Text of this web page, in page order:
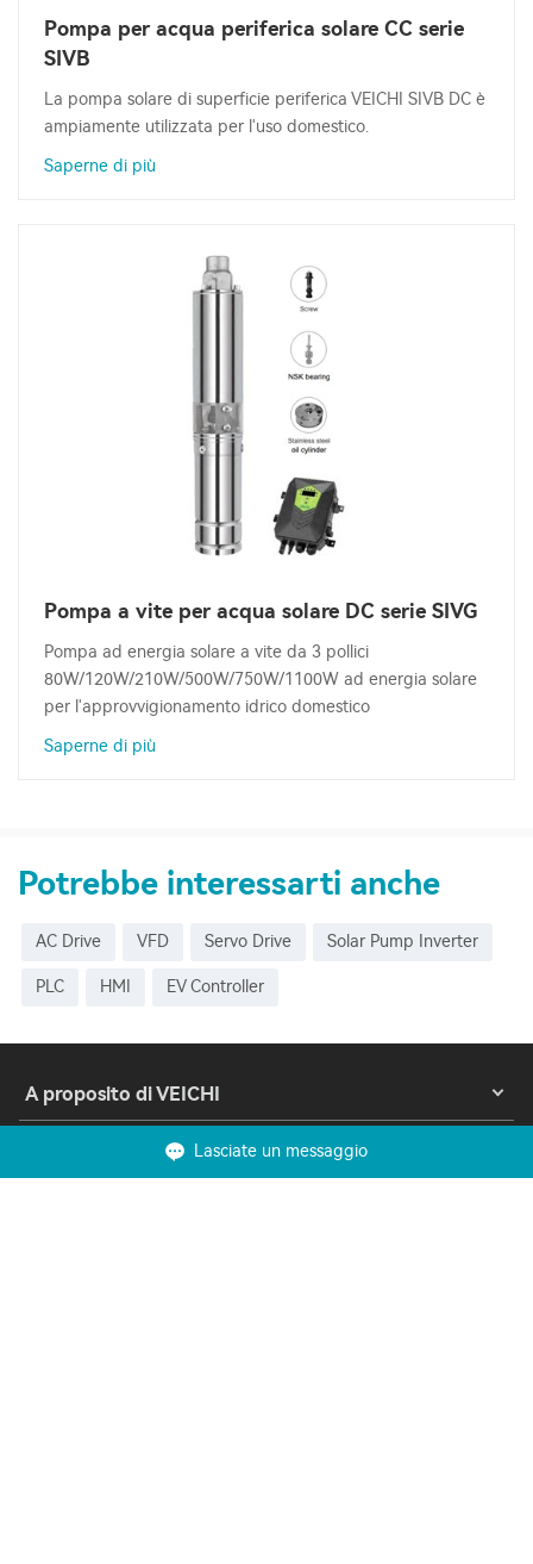
Pompa per acqua periferica solare CC serie
SIVB
La pompa solare di superficie periferica VEICHI SIVB DC è
ampiamente utilizzata per l'uso domestico.
Saperne di più
Pompa a vite per acqua solare DC serie SIVG
Pompa ad energia solare a vite da 3 pollici
80W/120W/210W/500W/750W/1100W ad energia solare
per l'approvvigionamento idrico domestico
Saperne di più
Potrebbe interessarti anche
AC Drive VFD Servo Drive Solar Pump Inverter
PLC HMI EV Controller
A proposito di VEICHI
Prodotti
Lasciate un messaggio